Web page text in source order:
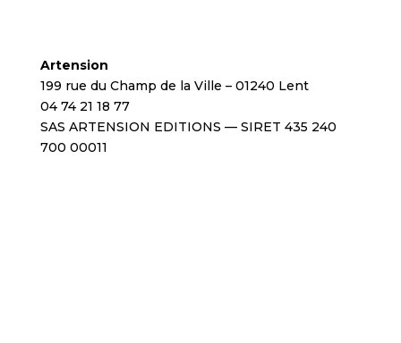
Artension
199 rue du Champ de la Ville – 01240 Lent
04 74 21 18 77
SAS ARTENSION EDITIONS — SIRET 435 240
700 00011